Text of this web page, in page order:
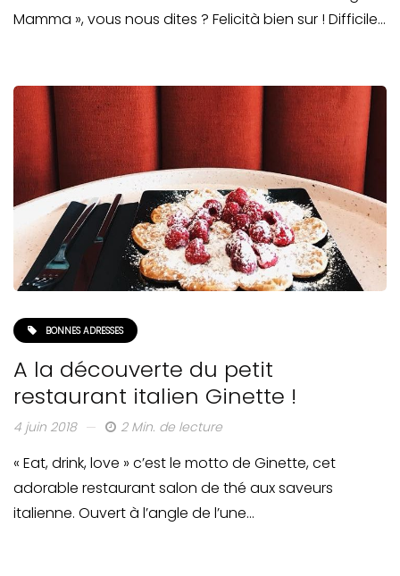
Mamma », vous nous dites ? Felicità bien sur ! Difficile…
BONNES ADRESSES
A la découverte du petit
restaurant italien Ginette !
4 juin 2018 2 Min. de lecture
« Eat, drink, love » c’est le motto de Ginette, cet
adorable restaurant salon de thé aux saveurs
italienne. Ouvert à l’angle de l’une…